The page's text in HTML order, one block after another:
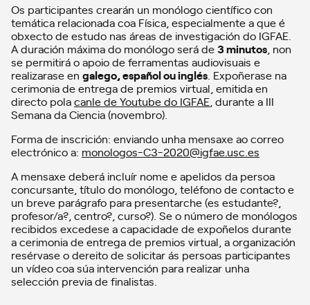
Os participantes crearán un monólogo científico con
temática relacionada coa Física, especialmente a que é
obxecto de estudo nas áreas de investigación do IGFAE.
A duración máxima do monólogo será de3 minutos , non
se permitirá o apoio de ferramentas audiovisuais e
realizarase en galego, español ou inglés . Expoñerase na
cerimonia de entrega de premios virtual, emitida en
directo polacanle de Youtube do IGFAE , durante a III
Semana da Ciencia (novembro).
Forma de inscrición: enviando unha mensaxe ao correo
electrónico a: monologos-C3-2020@igfae.usc.es
A mensaxe deberá incluír nome e apelidos da persoa
concursante, título do monólogo, teléfono de contacto e
un breve parágrafo para presentarche (es estudante?,
profesor/a?, centro?, curso?). Se o número de monólogos
recibidos excedese a capacidade de expoñelos durante
a cerimonia de entrega de premios virtual, a organización
resérvase o dereito de solicitar ás persoas participantes
un vídeo coa súa intervención para realizar unha
selección previa de finalistas.